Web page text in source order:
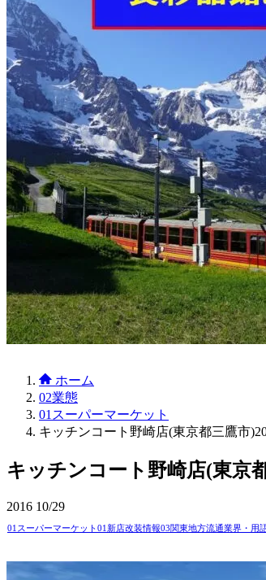
ホーム
02業態
01スーパーマーケット
キッチンコート野崎店(東京都三鷹市
キッチンコート野崎店(東京
2016 10/29
01スーパーマーケット01新店改装情報03関東地方流通業界・用